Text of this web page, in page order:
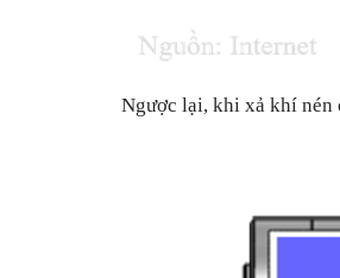
Ngược lại, khi xả khí nén